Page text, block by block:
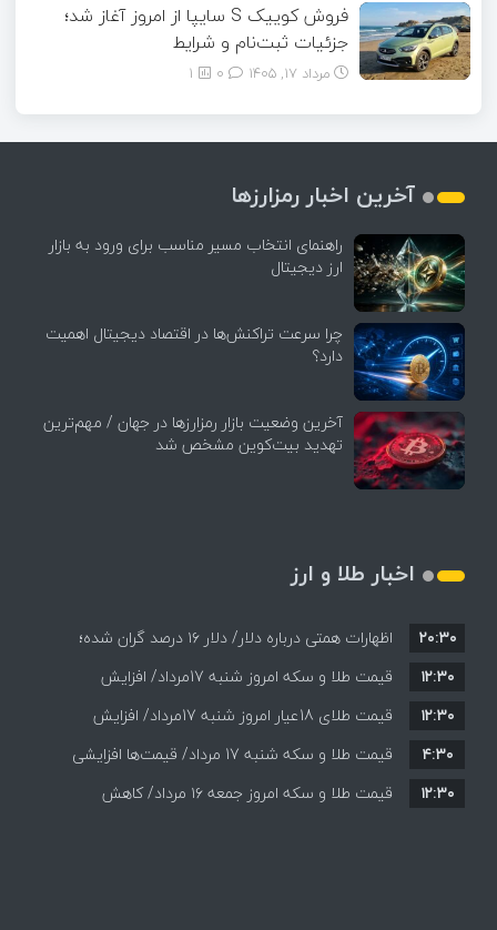
فروش کوییک S سایپا از امروز آغاز شد؛
جزئیات ثبت‌نام و شرایط
مرداد ۱۷, ۱۴۰۵ 1
آخرین اخبار رمزارزها
راهنمای انتخاب مسیر مناسب برای ورود به بازار
ارز دیجیتال
چرا سرعت تراکنش‌ها در اقتصاد دیجیتال اهمیت
دارد؟
آخرین وضعیت بازار رمزارزها در جهان / مهم‌ترین
تهدید بیت‌کوین مشخص شد
اخبار طلا و ارز
اظهارات همتی درباره دلار/ دلار ۱۶ درصد گران شده؛
این افزایش طبیعی است
۲۰:۳۰
قیمت طلا و سکه امروز شنبه 17مرداد/ افزایش
همه قیمت ها + جدول و جزئیات
۱۲:۳۰
قیمت طلای 18عیار امروز شنبه 17مرداد/ افزایش
قیمت + جدول و جزئیات
۱۲:۳۰
قیمت طلا و سکه شنبه 17 مرداد/ قیمت‌ها افزایشی
۴:۳۰
قیمت طلا و سکه امروز جمعه ۱۶ مرداد/ کاهش
۱۲:۳۰